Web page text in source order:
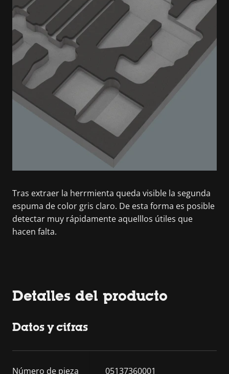
Tras extraer la herrmienta queda visible la segunda
espuma de color gris claro. De esta forma es posible
detectar muy rápidamente aquelllos útiles que
hacen falta.
Detalles del producto
Datos y cifras
Número de pieza 05137360001